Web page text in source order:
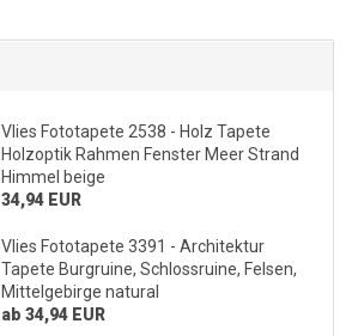
Vlies Fototapete 2538 - Holz Tapete
Holzoptik Rahmen Fenster Meer Strand
Himmel beige
34,94 EUR
Vlies Fototapete 3391 - Architektur
Tapete Burgruine, Schlossruine, Felsen,
Mittelgebirge natural
ab 34,94 EUR